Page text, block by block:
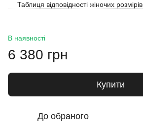
Таблиця відповідності жіночих розмірів
В наявності
6 380 грн
Купити
До обраного